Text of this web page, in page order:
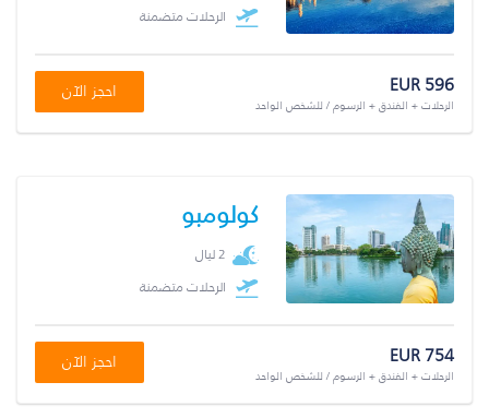
الرحلات متضمنة
EUR 596
الرحلات + الفندق + الرسوم / للشخص الواحد
احجز الآن
كولومبو
2 ليال
الرحلات متضمنة
EUR 754
الرحلات + الفندق + الرسوم / للشخص الواحد
احجز الآن